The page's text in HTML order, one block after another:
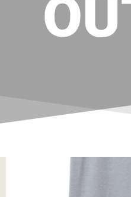
26SS ヘインズ(HM1ED201)